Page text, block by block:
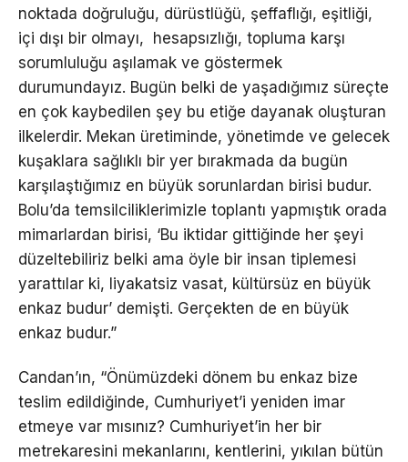
noktada doğruluğu, dürüstlüğü, şeffaflığı, eşitliği,
içi dışı bir olmayı, hesapsızlığı, topluma karşı
sorumluluğu aşılamak ve göstermek
durumundayız. Bugün belki de yaşadığımız süreçte
en çok kaybedilen şey bu etiğe dayanak oluşturan
ilkelerdir. Mekan üretiminde, yönetimde ve gelecek
kuşaklara sağlıklı bir yer bırakmada da bugün
karşılaştığımız en büyük sorunlardan birisi budur.
Bolu’da temsilciliklerimizle toplantı yapmıştık orada
mimarlardan birisi, ‘Bu iktidar gittiğinde her şeyi
düzeltebiliriz belki ama öyle bir insan tiplemesi
yarattılar ki, liyakatsiz vasat, kültürsüz en büyük
enkaz budur’ demişti. Gerçekten de en büyük
enkaz budur.”
Candan’ın, “Önümüzdeki dönem bu enkaz bize
teslim edildiğinde, Cumhuriyet’i yeniden imar
etmeye var mısınız? Cumhuriyet’in her bir
metrekaresini mekanlarını, kentlerini, yıkılan bütün